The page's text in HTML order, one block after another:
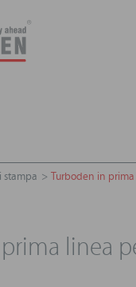
stampa Turboden in
linea